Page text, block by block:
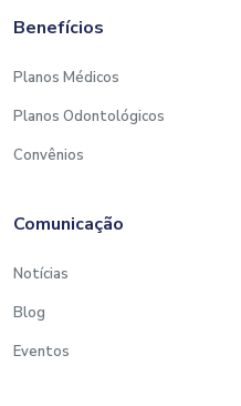
Benefícios
Planos Médicos
Planos Odontológicos
Convênios
Comunicação
Notícias
Blog
Eventos